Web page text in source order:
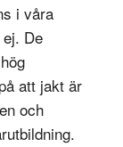
i våra
De
att jakt är
och